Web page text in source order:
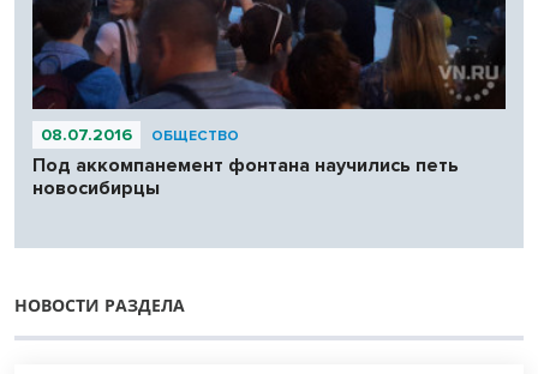
08.07.2016 ОБЩЕСТВО
Под аккомпанемент фонтана научились петь
новосибирцы
НОВОСТИ РАЗДЕЛА